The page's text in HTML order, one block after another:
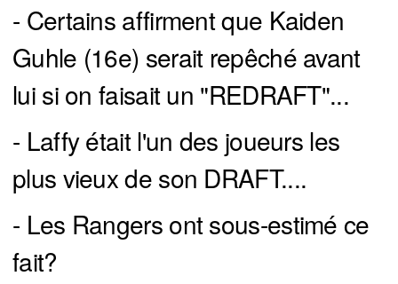
- Certains affirment que Kaiden
Guhle (16e) serait repêché avant
lui si on faisait un "REDRAFT"...
- Laffy était l'un des joueurs les
plus vieux de son DRAFT....
- Les Rangers ont sous-estimé ce
fait?